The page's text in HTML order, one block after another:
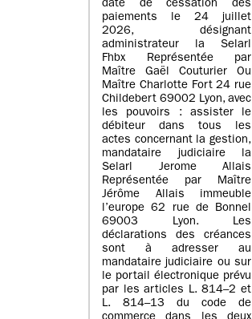
date de cessation des
paiements le 24 juillet
2026, désignant
administrateur la Selarl
Fhbx Représentée par
Maître Gaël Couturier Ou
Maître Charlotte Fort 24 rue
Childebert 69002 Lyon, avec
les pouvoirs : assister le
débiteur dans tous les
actes concernant la gestion,
mandataire judiciaire la
Selarl Jerome Allais
Représentée par Maître
Jérôme Allais immeuble
l’europe 62 rue de Bonnel
69003 Lyon. Les
déclarations des créances
sont à adresser au
mandataire judiciaire ou sur
le portail électronique prévu
par les articles L. 814–2 et
L. 814–13 du code de